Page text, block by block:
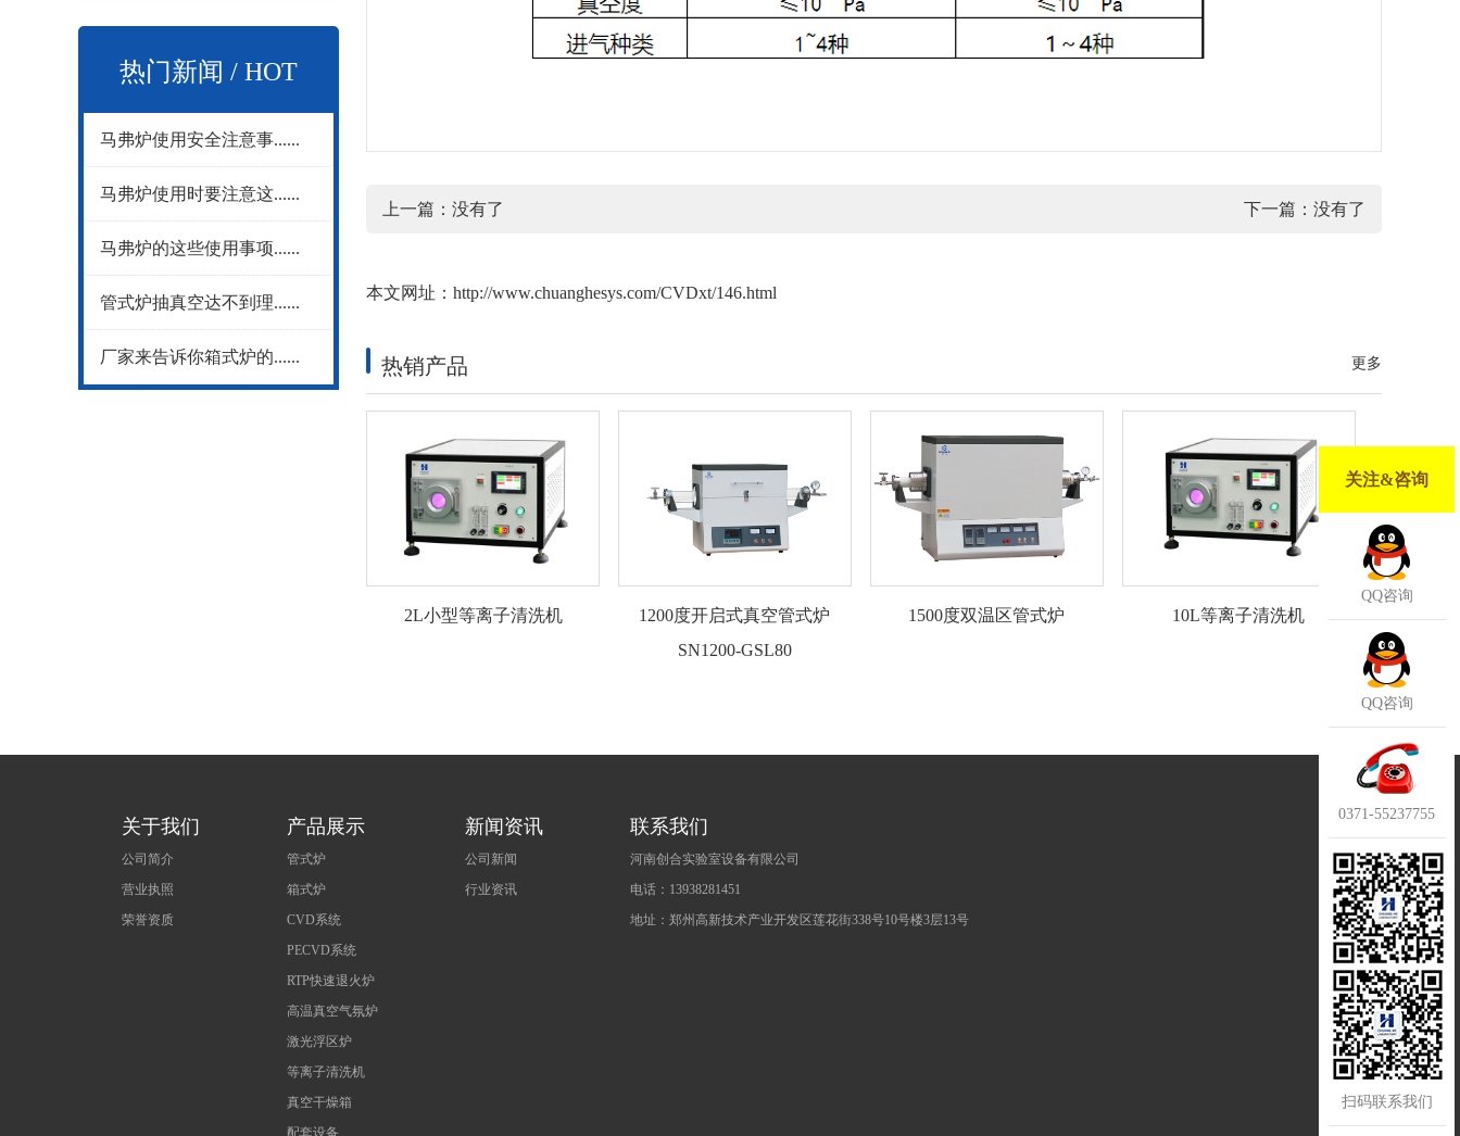
热门新闻 / HOT
NEWS
马弗炉使用安全注意事......
马弗炉使用时要注意这......
马弗炉的这些使用事项......
管式炉抽真空达不到理......
厂家来告诉你箱式炉的......
上一篇：没有了 下一篇：没有了
本文网址： http://www.chuanghesys.com/CVDxt/146.html
更多
热销产品
2L小型等离子清洗机
1200度开启式真空管式炉
SN1200-GSL80
1500度双温区管式炉 10L等离子清洗机
关于我们
公司简介
营业执照
荣誉资质
产品展示
管式炉
箱式炉
CVD系统
PECVD系统
RTP快速退火炉
高温真空气氛炉
激光浮区炉
等离子清洗机
真空干燥箱
配套设备
新闻资讯
公司新闻
行业资讯
联系我们
河南创合实验室设备有限公司
电话：13938281451
地址：郑州高新技术产业开发区莲花街338号10号楼3层13号
关注&咨询
QQ咨询
QQ咨询
0371-55237755
扫码联系我们